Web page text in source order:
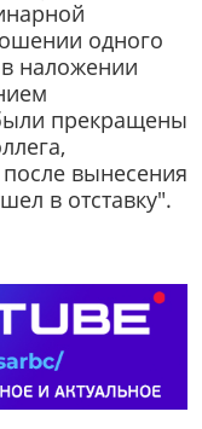
одного
наложении
прекращены
вынесения
в отставку".